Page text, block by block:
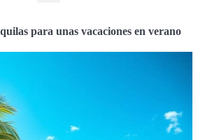
para unas vacaciones en verano